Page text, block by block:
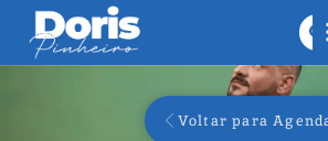
Voltar para